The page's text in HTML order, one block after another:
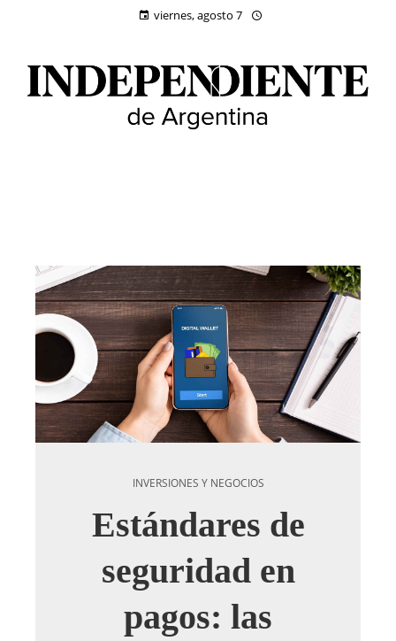
viernes, agosto 7
INVERSIONES Y NEGOCIOS
Estándares de
seguridad en
pagos: las